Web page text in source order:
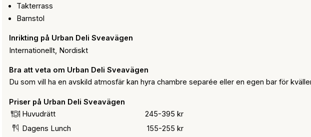
Takterrass
Barnstol
Inrikting på Urban Deli Sveavägen
Internationellt, Nordiskt
Bra att veta om Urban Deli Sveavägen
Du som vill ha en avskild atmosfär kan hyra chambre separée eller en egen bar för
Priser på Urban Deli Sveavägen
Huvudrätt
245-395 kr
Dagens Lunch
155-255 kr